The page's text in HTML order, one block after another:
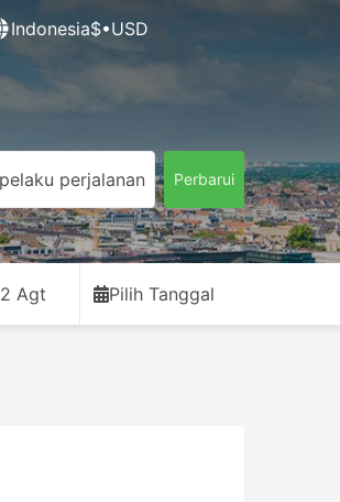
Indonesia$•USD
perjalanan Perbarui
Agt Pilih Tanggal